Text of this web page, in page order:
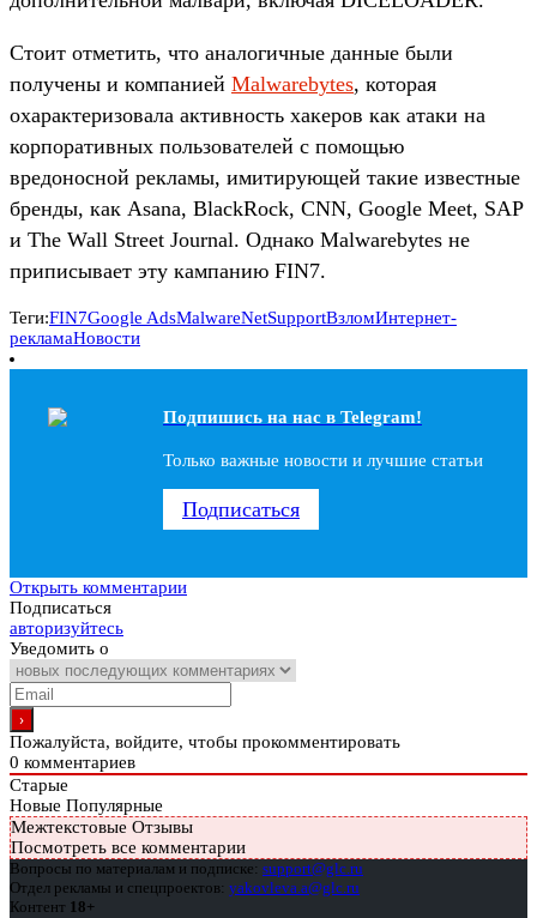
Стоит отметить, что аналогичные данные были
получены и компанией Malwarebytes, которая
охарактеризовала активность хакеров как атаки на
корпоративных пользователей с помощью
вредоносной рекламы, имитирующей такие известные
бренды, как Asana, BlackRock, CNN, Google Meet, SAP
и The Wall Street Journal. Однако Malwarebytes не
приписывает эту кампанию FIN7.
Теги:FIN7Google AdsMalwareNetSupportВзломИнтернет-
рекламаНовости
Подпишись на наc в Telegram!
Только важные новости и лучшие статьи
Подписаться
Открыть комментарии
Подписаться
авторизуйтесь
Уведомить о
Пожалуйста, войдите, чтобы прокомментировать
0 комментариев
Старые
Новые Популярные
Межтекстовые Отзывы
Посмотреть все комментарии
Вопросы по материалам и подписке: support@glc.ru
Отдел рекламы и спецпроектов: yakovleva.a@glc.ru
Контент 18+